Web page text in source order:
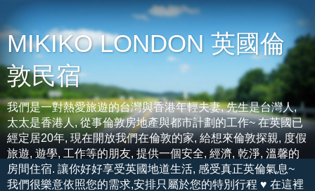
MIKIKO LONDON 英國倫
敦民宿
我們是一對熱愛旅遊的台灣與香港年輕夫妻, 先生是台灣人,
太太是香港人, 從事倫敦房地產與都市計劃的工作~ 在英國已
經定居20年, 現在開放我們在倫敦的家, 給想來倫敦探親, 度假
旅遊, 遊學, 工作等的朋友, 提供一個安全, 經濟, 乾淨, 溫馨的
房間住宿. 讓你好好享受英國地道生活, 感受真正英倫氣息~
我們很樂意依照您的需求,安排只屬於您的特別行程 ♥ 在這裡